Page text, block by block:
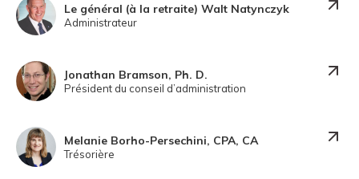
Le général (à la retraite) Walt Natynczyk
Administrateur
Jonathan Bramson, Ph. D.
Président du conseil d’administration
Melanie Borho-Persechini, CPA, CA
Trésorière